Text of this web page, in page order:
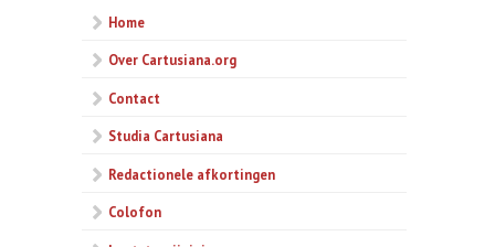
Home
Over Cartusiana.org
Contact
Studia Cartusiana
Redactionele afkortingen
Colofon